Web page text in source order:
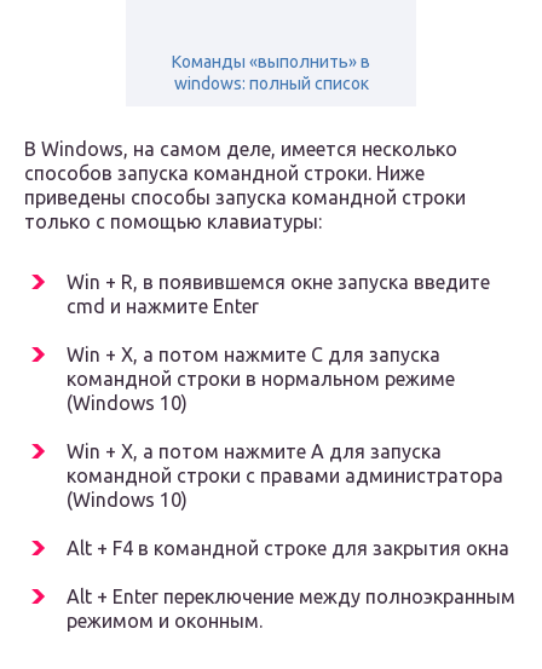
Команды «выполнить» в
windows: полный список
В Windows, на самом деле, имеется несколько
способов запуска командной строки. Ниже
приведены способы запуска командной строки
только с помощью клавиатуры:
Win + R, в появившемся окне запуска введите
cmd и нажмите Enter
Win + X, а потом нажмите С для запуска
командной строки в нормальном режиме
(Windows 10)
Win + X, а потом нажмите А для запуска
командной строки с правами администратора
(Windows 10)
Alt + F4 в командной строке для закрытия окна
Alt + Enter переключение между полноэкранным
режимом и оконным.